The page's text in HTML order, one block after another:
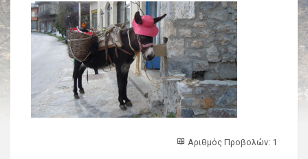
Αριθμός Προβολών: 1